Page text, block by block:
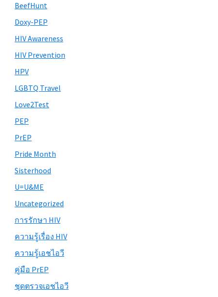
BeefHunt
Doxy-PEP
HIV Awareness
HIV Prevention
HPV
LGBTQ Travel
Love2Test
PEP
PrEP
Pride Month
Sisterhood
U=U&ME
Uncategorized
การรักษา HIV
ความรู้เรื่อง HIV
ความรู้เอชไอวี
คู่มือ PrEP
ชุดตรวจเอชไอวี